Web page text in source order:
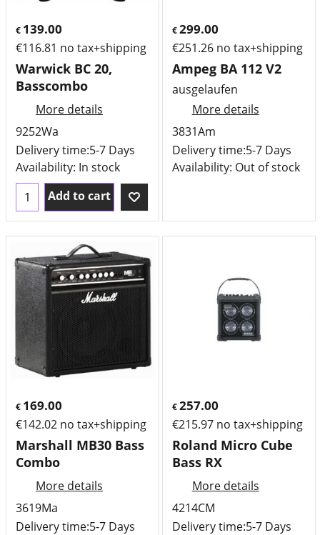
€ 139.00
€116.81 no tax+shipping
Warwick BC 20,
Basscombo
More details
9252Wa
Delivery time:5-7 Days
Availability: In stock
Add to cart
€299.00
€251.26 no tax+shipping
Ampeg BA 112 V2
ausgelaufen
More details
3831Am
Delivery time:5-7 Days
Availability: Out of stock
€ 169.00
€142.02 no tax+shipping
Marshall MB30 Bass
Combo
More details
3619Ma
Delivery time:5-7 Days
€257.00
€215.97 no tax+shipping
Roland Micro Cube
Bass RX
More details
4214CM
Delivery time:5-7 Days